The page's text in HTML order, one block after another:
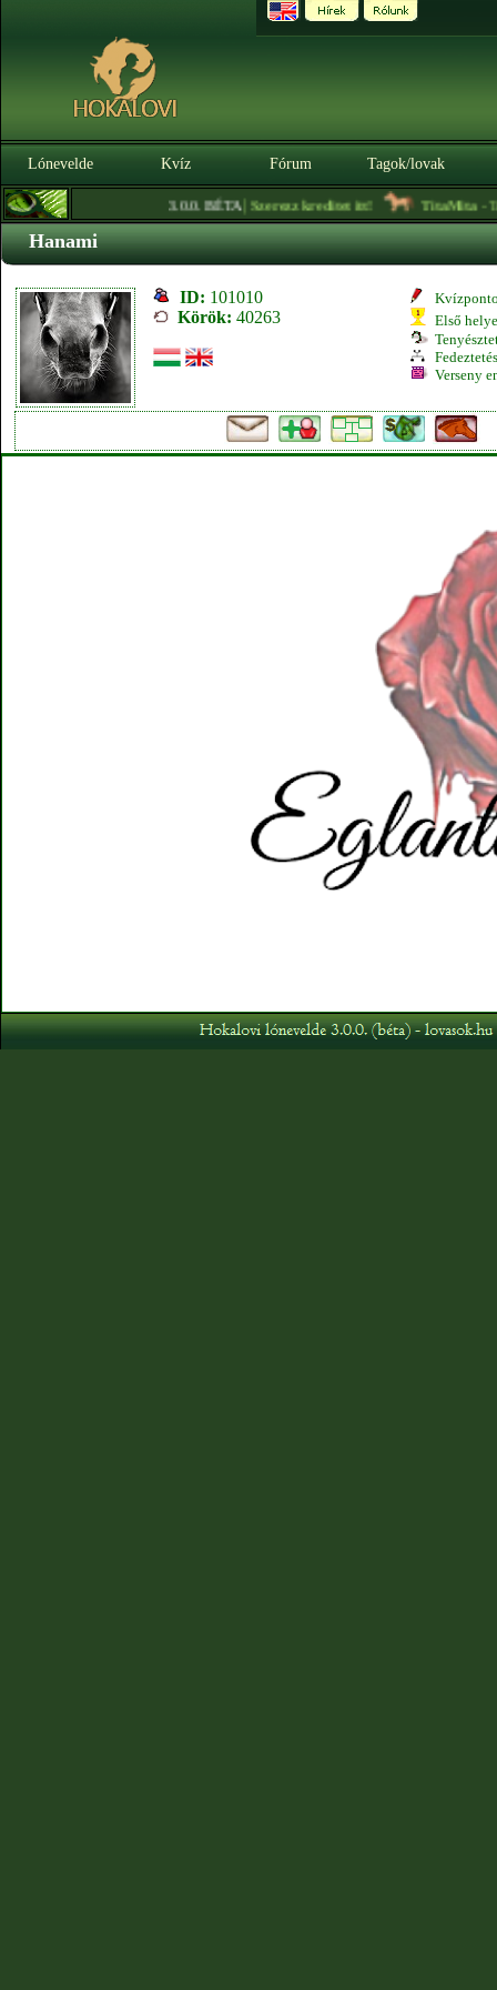
Lónevelde Kvíz Fórum Tagok/lovak
3.0.0. BÉTA|Szerezz kreditet itt! TitaMita-
Hanami
ID: 101010
Körök: 40263
Első
Verseny